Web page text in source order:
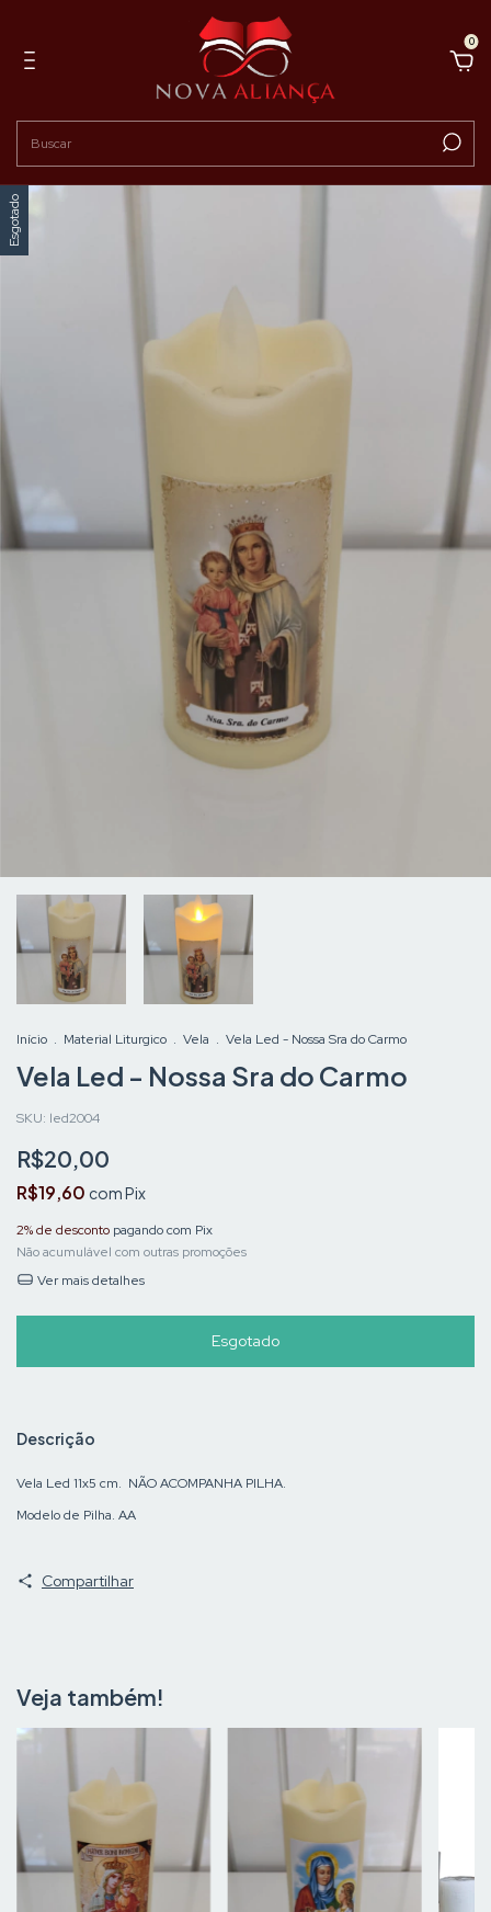
0
Esgotado
Início . Material Liturgico . Vela . Vela Led - Nossa Sra do Carmo
Vela Led - Nossa Sra do Carmo
SKU: led2004
R$20,00
R$19,60 comPix
2% de desconto pagando com Pix
Não acumulável com outras promoções
Ver mais detalhes
Descrição
Vela Led 11x5 cm. NÃO ACOMPANHA PILHA.
Modelo de Pilha. AA
Compartilhar
Veja também!